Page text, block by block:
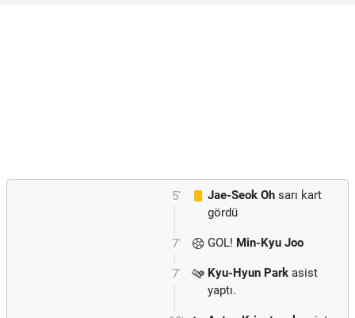
5' Jae-Seok Oh sarı kart
gördü
7' GOL! Min-Kyu Joo
7' Kyu-Hyun Park asist
yaptı.